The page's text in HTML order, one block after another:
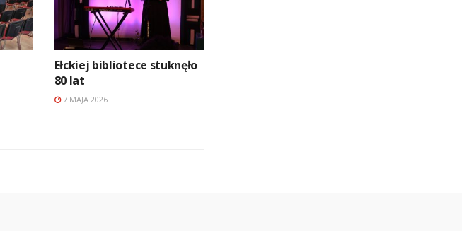
Ełckiej bibliotece stuknęło
80 lat
7 MAJA 2026